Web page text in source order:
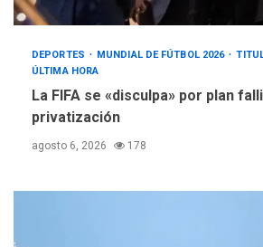
DEPORTES MUNDIAL DE FÚTBOL 2026
ÚLTIMA HORA
La FIFA se «disculpa» por plan
privatización
agosto 6, 2026 178